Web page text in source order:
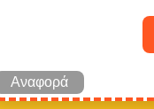
Αναφορά